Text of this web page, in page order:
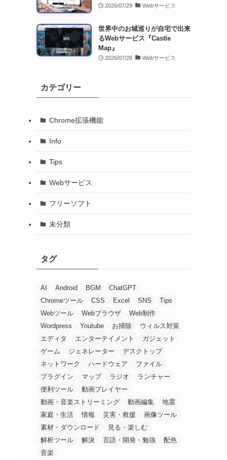
2026/07/29 Webサービス
世界中のお城巡りが自宅で出来
るWebサービス『Castle
Map』
2026/07/28 Webサービス
カテゴリー
Chrome拡張機能
Info
Tips
Webサービス
フリーソフト
未分類
タグ
AI Android BGM
ChatGPT
Chromeツール
CSS Excel SNS
Tips
Webツール
Webブラウザ
Web制作
Wordpress
Youtube お掃除
ウィルス対策
エディタ
エンターテイメント
ガジェット
ゲーム
ジェネレーター
デスクトップ
ネットワーク
ハードウェア
ファイル
プラグイン
マップ ラジオ
ランチャー
便利ツール
動画プレイヤー
動画・音楽ストリーミング
動画編集
地震
家庭・生活
情報 災害・救援
画像ツール
素材・ダウンロード
見る・楽しむ
解析ツール
解決 言語・開発・勉強
配色
音楽